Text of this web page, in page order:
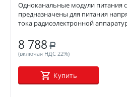
Одноканальные модули питания
предназначены для питания
тока радиоэлектронной
8 788 Р
(включая НДС 22%)
Купить